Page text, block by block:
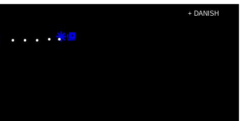
+ DANISH
Instagram
TikTokYouTube
Google